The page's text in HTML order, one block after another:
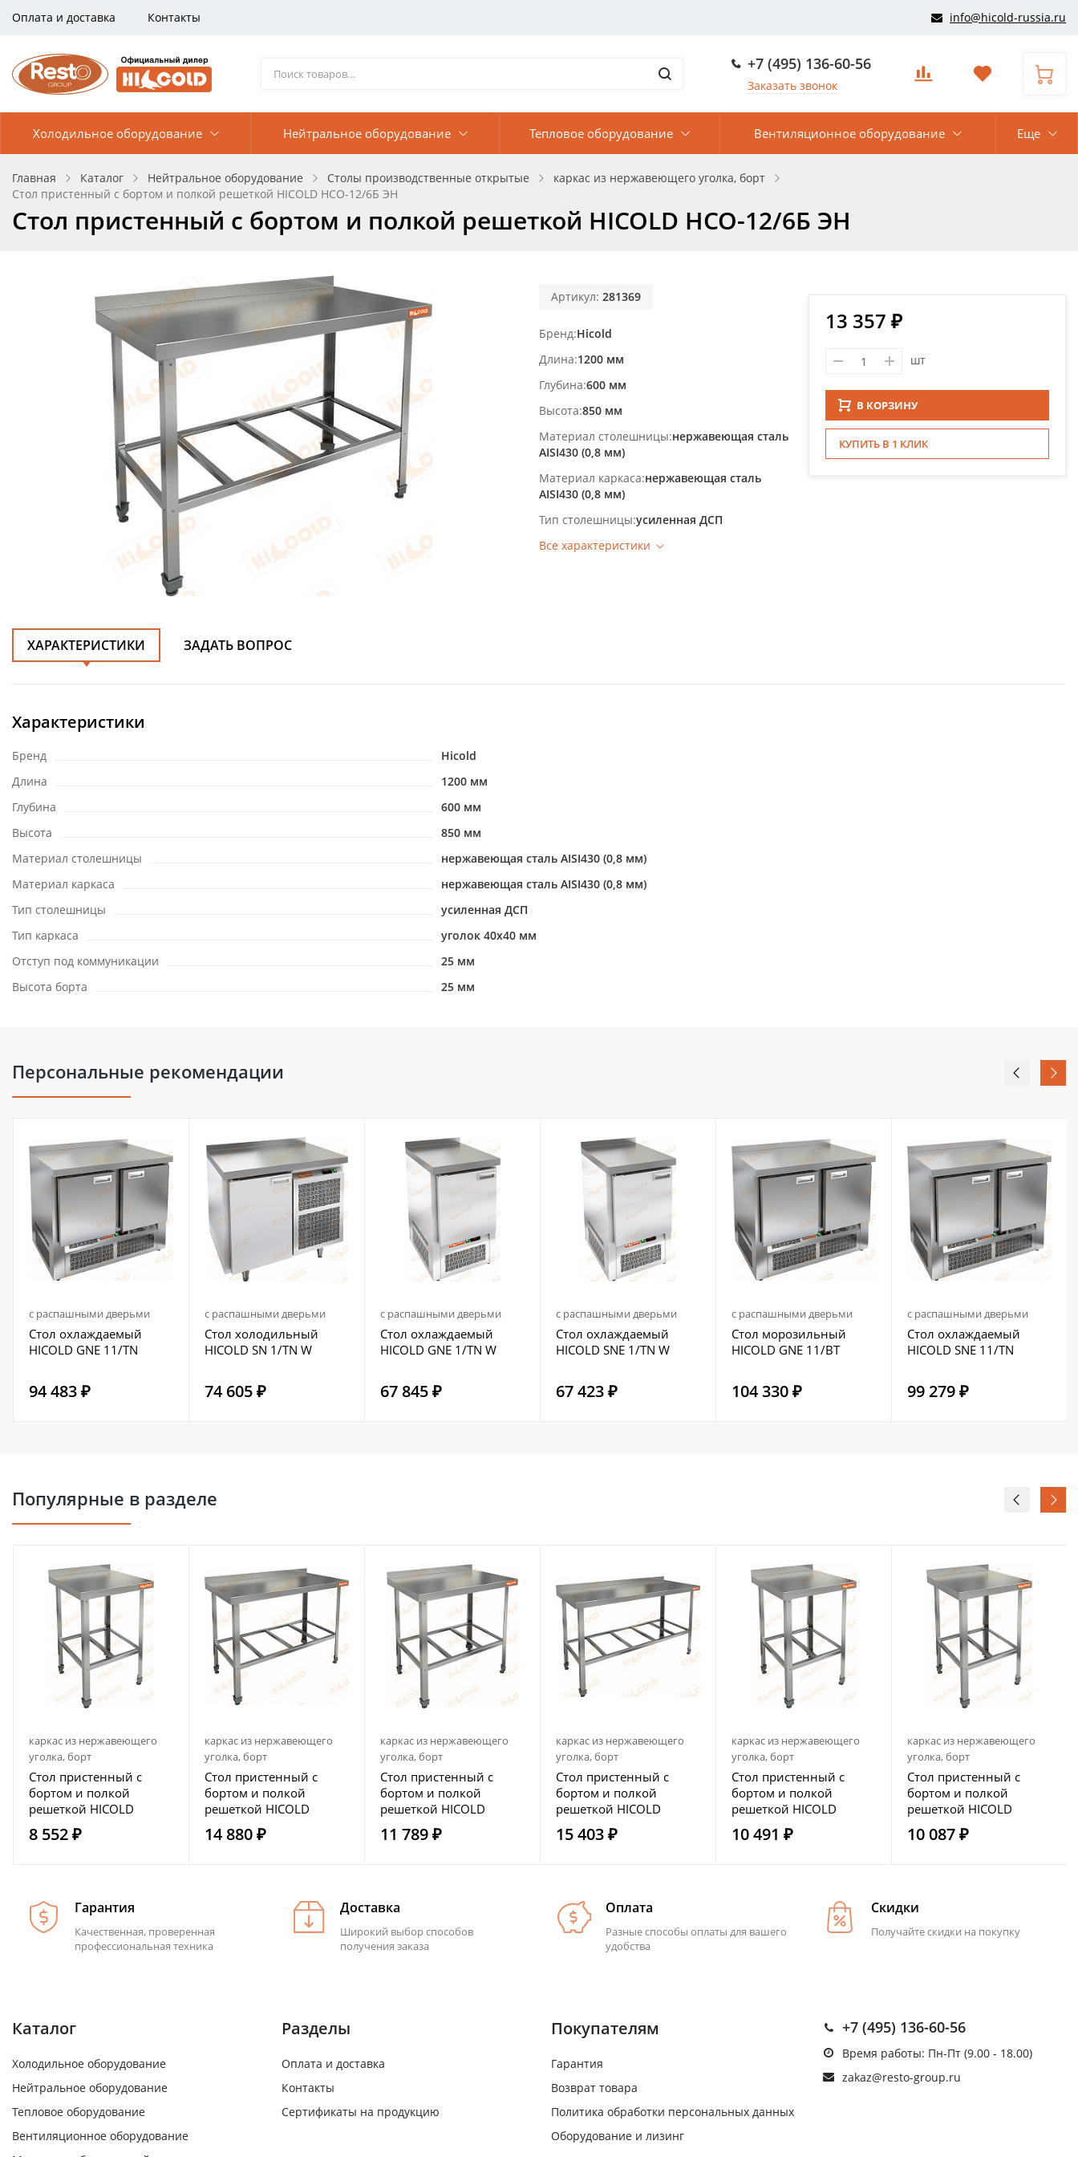
Оплата и доставка Контакты info@hicold-russia.ru
+7 (495) 136-60-56
Заказать звонок
Холодильное оборудование Нейтральное оборудование Тепловое оборудование Вентиляционное оборудование Еще
Главная Каталог Нейтральное оборудование Столы производственные открытые
каркас из нержавеющего уголка, борт
Стол пристенный с бортом и полкой решеткой HICOLD НСО-12/6Б ЭН
Стол пристенный с бортом и полкой решеткой HICOLD НСО-12/6Б ЭН
Артикул: 281369
Бренд Hicold
Длина 1200 мм
Глубина 600 мм
Высота 850 мм
Материал столешницы нержавеющая сталь
AISI430 (0,8 мм)
Материал каркаса нержавеющая сталь
AISI430 (0,8 мм)
Тип столешницы усиленная ДСП
Все характеристики
13 357 ₽
шт
В КОРЗИНУ
КУПИТЬ В 1 КЛИК
ХАРАКТЕРИСТИКИ ЗАДАТЬ ВОПРОС
Характеристики
Бренд
Hicold
Длина
1200 мм
Глубина
600 мм
Высота
850 мм
Материал столешницы
нержавеющая сталь AISI430 (0,8 мм)
Материал каркаса
нержавеющая сталь AISI430 (0,8 мм)
Тип столешницы
усиленная ДСП
Тип каркаса
уголок 40х40 мм
Отступ под коммуникации
25 мм
Высота борта
25 мм
Персональные рекомендации
с распашными дверьми
Стол охлаждаемый
HICOLD GNE 11/TN
94 483 ₽
с распашными дверьми
Стол холодильный
HICOLD SN 1/TN W
74 605 ₽
с распашными дверьми
Стол охлаждаемый
HICOLD GNE 1/TN W
67 845 ₽
с распашными дверьми
Стол охлаждаемый
HICOLD SNE 1/TN W
67 423 ₽
с распашными дверьми
Стол морозильный
HICOLD GNE 11/BT
104 330 ₽
с распашными дверьми
Стол охлаждаемый
HICOLD SNE 11/TN
99 279 ₽
Популярные в разделе
каркас из нержавеющего
уголка, борт
Стол пристенный с
бортом и полкой
решеткой HICOLD
НСО-6/6Б ЭН
8 552 ₽
каркас из нержавеющего
уголка, борт
Стол пристенный с
бортом и полкой
решеткой HICOLD
НСО-12/7Б ЭН
14 880 ₽
каркас из нержавеющего
уголка, борт
Стол пристенный с
бортом и полкой
решеткой HICOLD
НСО-10/6Б ЭН
11 789 ₽
каркас из нержавеющего
уголка, борт
Стол пристенный с
бортом и полкой
решеткой HICOLD
НСО-15/6Б ЭН
15 403 ₽
каркас из нержавеющего
уголка, борт
Стол пристенный с
бортом и полкой
решеткой HICOLD
НСО-7/7Б ЭН
10 491 ₽
каркас из нержавеющего
уголка, борт
Стол пристенный с
бортом и полкой
решеткой HICOLD
НСО-7/6Б ЭН
10 087 ₽
Гарантия
Качественная, проверенная
профессиональная техника
Доставка
Широкий выбор способов
получения заказа
Оплата
Разные способы оплаты для вашего
удобства
Скидки
Получайте скидки на покупку
Каталог
Холодильное оборудование
Нейтральное оборудование
Тепловое оборудование
Вентиляционное оборудование
Разделы
Оплата и доставка
Контакты
Сертификаты на продукцию
Покупателям
Гарантия
Возврат товара
Политика обработки персональных данных
Оборудование и лизинг
+7 (495) 136-60-56
Время работы: Пн-Пт (9.00 - 18.00)
zakaz@resto-group.ru